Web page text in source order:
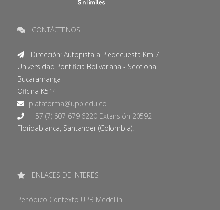
CONTÁCTENOS
Dirección: Autopista a Piedecuesta Km 7 |
Universidad Pontificia Bolivariana - Seccional
Bucaramanga
Oficina K514
+57 (7) 607 679 6220 Extensión 20592
Floridablanca, Santander (Colombia).
ENLACES DE INTERÉS
Periódico Contexto UPB Medellín